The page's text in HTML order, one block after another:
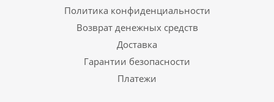
Политика конфиденциальности
Возврат денежных средств
Доставка
Гарантии безопасности
Платежи